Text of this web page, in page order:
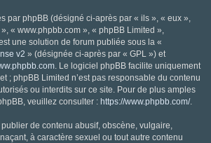
par phpBB (désigné ci-après par « ils », « eux »,
« www.phpbb.com », « phpBB Limited »,
une solution de forum publiée sous la «
v2 » (désignée ci-après par « GPL ») et
. Le logiciel phpBB facilite uniquement
; phpBB Limited n’est pas responsable du contenu
ou interdits sur ce site. Pour de plus amples
veuillez consulter : https://www.phpbb.com/.
de contenu abusif, obscène, vulgaire,
à caractère sexuel ou tout autre contenu